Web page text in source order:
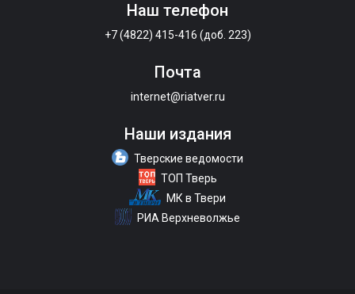
Наш телефон
+7 (4822) 415-416 (доб. 223)
Почта
internet@riatver.ru
Наши издания
Тверские ведомости
ТОП Тверь
МК в Твери
РИА Верхневолжье